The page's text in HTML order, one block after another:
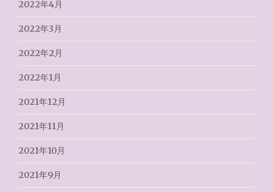
2022年4月
2022年3月
2022年2月
2022年1月
2021年12月
2021年11月
2021年10月
2021年9月